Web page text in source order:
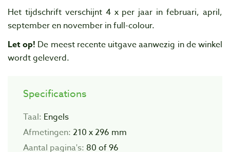
Het tijdschrift verschijnt 4 x per jaar in februari, april,
september en november in full-colour.
Let op! De meest recente uitgave aanwezig in de winkel
wordt geleverd.
Specifications
Taal: Engels
Afmetingen: 210 x 296 mm
Aantal pagina's: 80 of 96